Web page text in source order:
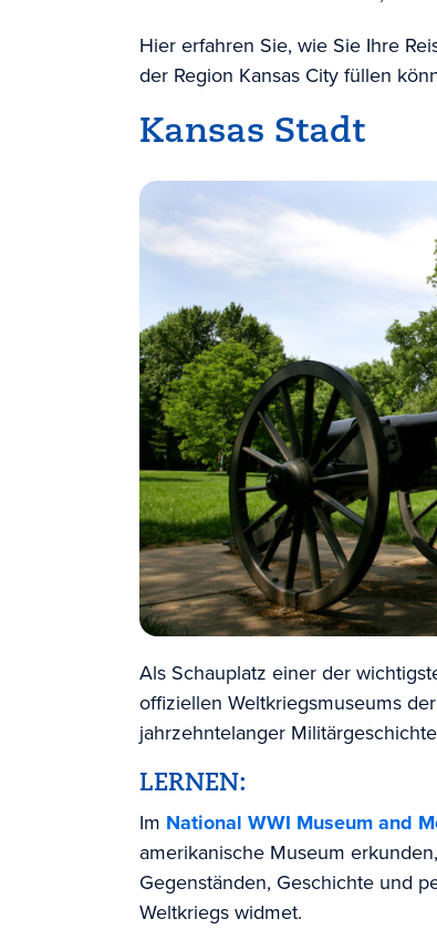
Hier erfahren Sie, wie Sie Ihre
der Region Kansas City füllen
Kansas Stadt
Als Schauplatz einer der
offiziellen Weltkriegsmuseums
jahrzehntelanger
LERNEN:
Im National WWI Museum and
amerikanische Museum
Gegenständen, Geschichte und
Weltkriegs widmet.